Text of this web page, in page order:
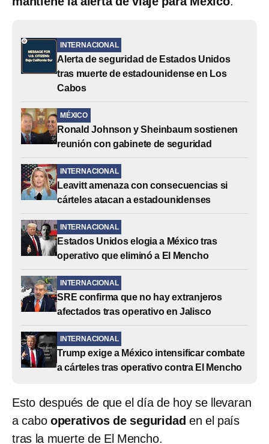
INTERNACIONAL
Alerta de seguridad de Estados Unidos
tras muerte de estadounidense en Los
Cabos
MÉXICO
Ronald Johnson y Sheinbaum sostienen
reunión con gabinete de seguridad
INTERNACIONAL
Leavitt amenaza con consecuencias si
cárteles atacan a estadounidenses
INTERNACIONAL
Estados Unidos elogia a México tras
operativo que eliminó a El Mencho
INTERNACIONAL
SRE confirma que no hay extranjeros
afectados tras operativo en Jalisco
INTERNACIONAL
Trump exige a México intensificar combate
a cárteles tras operativo contra El Mencho
Esto después de que el día de hoy se llevaran
a cabo operativos de seguridad en el país
tras la muerte de El Mencho.